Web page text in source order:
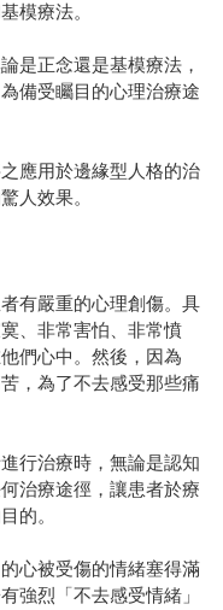
模療法。
是正念還是基模療法，
備受矚目的心理治療途
應用於邊緣型人格的治
人效果。
有嚴重的心理創傷。具
、非常害怕、非常憤
們心中。然後，因為
，為了不去感受那些痛
行治療時，無論是認知
治療途徑，讓患者於療
的。
心被受傷的情緒塞得滿
強烈「不去感受情緒」